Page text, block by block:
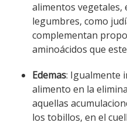
alimentos vegetales,
legumbres, como
complementan
aminoácidos que
Edemas: Igualmente
alimento en la
aquellas
los tobillos, en el